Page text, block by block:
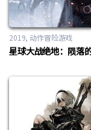
2019 动作冒险游戏